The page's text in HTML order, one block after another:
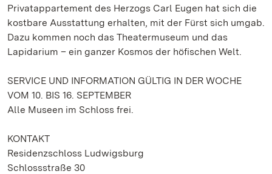
Privatappartement des Herzogs Carl Eugen hat sich die
kostbare Ausstattung erhalten, mit der Fürst sich umgab.
Dazu kommen noch das Theatermuseum und das
Lapidarium – ein ganzer Kosmos der höfischen Welt.
SERVICE UND INFORMATION GÜLTIG IN DER WOCHE
VOM 10. BIS 16. SEPTEMBER
Alle Museen im Schloss frei.
KONTAKT
Residenzschloss Ludwigsburg
Schlossstraße 30